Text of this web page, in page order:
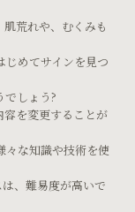
荒れや、むくみも
めてサインを見つ
でしょう?
を変更することが
々な知識や技術を使
、難易度が高いで